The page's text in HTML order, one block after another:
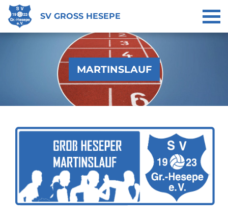
SV GROSS HESEPE
MARTINSLAUF